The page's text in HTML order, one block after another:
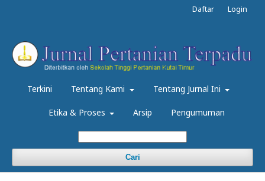
Terkini Tentang Kami Tentang Jurnal Ini
Etika & Proses Arsip Pengumuman
Cari
Daftar Login